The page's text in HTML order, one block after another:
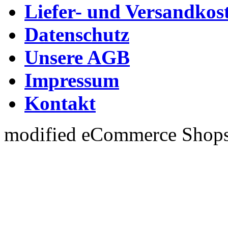
Liefer- und
Datenschutz
Unsere AGB
Impressum
Kontakt
modified eCommerce